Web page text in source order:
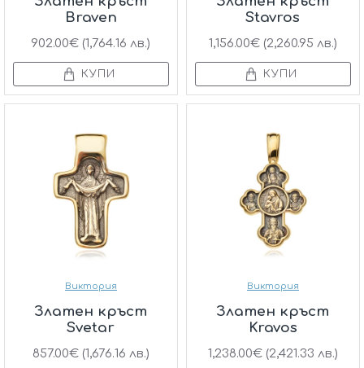
Braven
902.00€ (1,764.16 лв.)
КУПИ
Stavros
1,156.00€ (2,260.95 лв.)
КУПИ
Виктория
Златен кръст
Svetar
857.00€ (1,676.16 лв.)
Виктория
Златен кръст
Kravos
1,238.00€ (2,421.33 лв.)